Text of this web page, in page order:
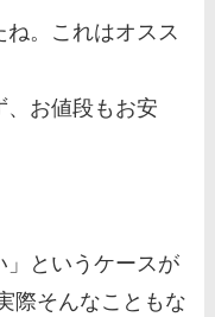
。これはオスス
、お値段もお安
」というケースが
際そんなこともな